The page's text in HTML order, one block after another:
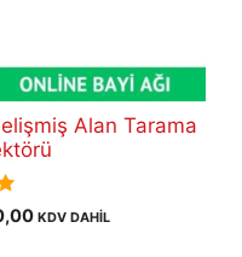
Alan Tarama
Şu
KDV DAHİL